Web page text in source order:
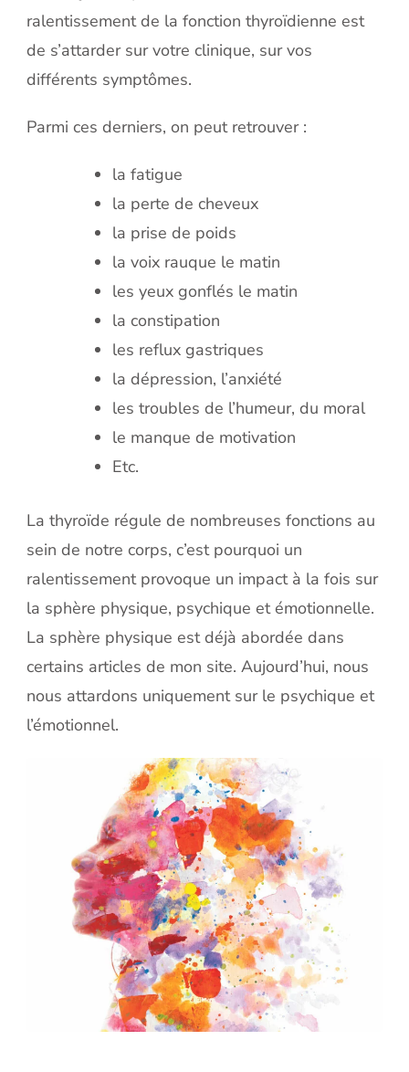
ralentissement de la fonction thyroïdienne est
de s’attarder sur votre clinique, sur vos
différents symptômes.
Parmi ces derniers, on peut retrouver :
la fatigue
la perte de cheveux
la prise de poids
la voix rauque le matin
les yeux gonflés le matin
la constipation
les reflux gastriques
la dépression, l’anxiété
les troubles de l’humeur, du moral
le manque de motivation
Etc.
La thyroïde régule de nombreuses fonctions au
sein de notre corps, c’est pourquoi un
ralentissement provoque un impact à la fois sur
la sphère physique, psychique et émotionnelle.
La sphère physique est déjà abordée dans
certains articles de mon site. Aujourd’hui, nous
nous attardons uniquement sur le psychique et
l’émotionnel.